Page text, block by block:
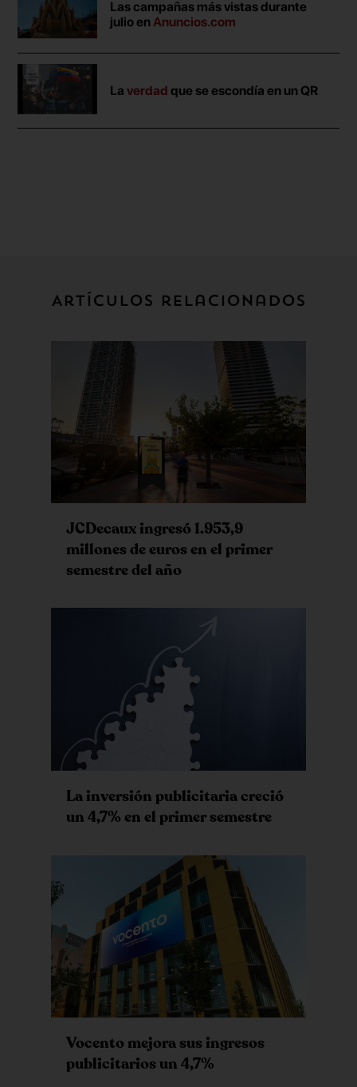
Las campañas más vistas durante
julio enAnuncios.com
Laverdad que se escondía en un QR
Artículos relacionados
JCDecaux ingresó 1.953,9
millones de euros en el primer
semestre del año
La inversión publicitaria creció
un 4,7% en el primer semestre
Vocento mejora sus ingresos
publicitarios un 4,7%